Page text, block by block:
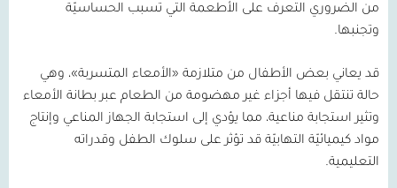
من الضروري التعرف على الأطعمة التي تسبب الحساسيّة
وتجنبها.
قد يعاني بعض الأطفال من متلازمة «الأمعاء المتسربة»، وهي
حالة تنتقل فيها أجزاء غير مهضومة من الطعام عبر بطانة الأمعاء
وتثير استجابة مناعية، مما يؤدي إلى استجابة الجهاز المناعي وإنتاج
مواد كيميائيّة التهابيّة قد تؤثر على سلوك الطفل وقدراته
التعليمية.